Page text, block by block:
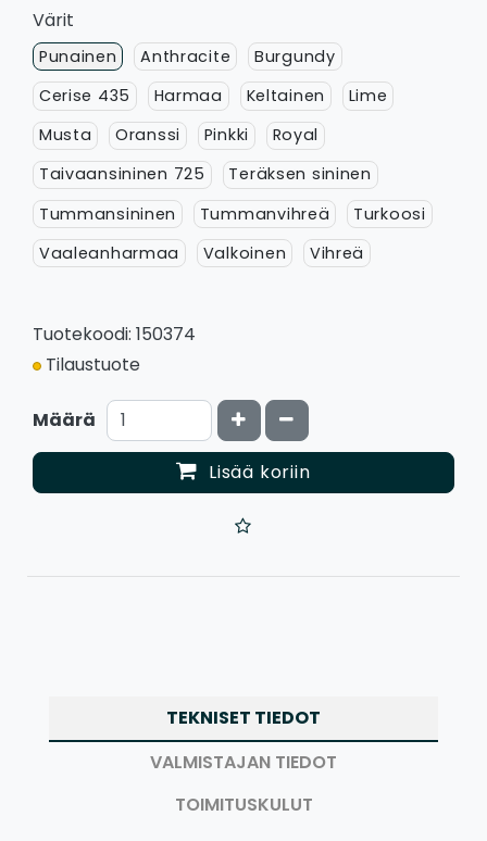
Värit
Punainen Anthracite
Burgundy
Cerise 435
Harmaa Keltainen
Lime
Musta
Oranssi Pinkki
Royal
Taivaansininen 725
Teräksen sininen
Tummansininen
Tummanvihreä
Turkoosi
Vaaleanharmaa
Valkoinen Vihreä
Tuotekoodi: 150374
Tilaustuote
Määrä Kasvata määrää
Vähennä määrää
Lisää koriin
TEKNISET TIEDOT
VALMISTAJAN TIEDOT
TOIMITUSKULUT